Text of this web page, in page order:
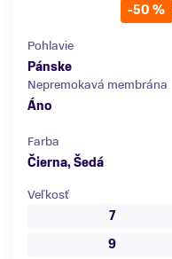
-50 %
Pohlavie
Pánske
Nepremokavá membrána
Áno
Farba
Čierna, Šedá
Veľkosť
7
9